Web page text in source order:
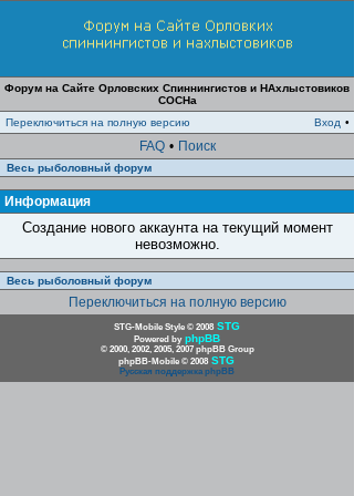
Форум на Сайте Орловских Спиннингистов и НАхлыстовиков
СОСНа
Переключиться на полную версию
Вход •
FAQ • Поиск
Весь рыболовный форум
Информация
Создание нового аккаунта на текущий момент
невозможно.
Весь рыболовный форум
Переключиться на полную версию
STG-Mobile Style © 2008 STG
Powered by phpBB
© 2000, 2002, 2005, 2007 phpBB Group
phpBB-Mobile © 2008 STG
Русская поддержка phpBB